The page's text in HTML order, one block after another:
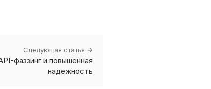
Следующая статья →
фаззинг и повышенная
надежность